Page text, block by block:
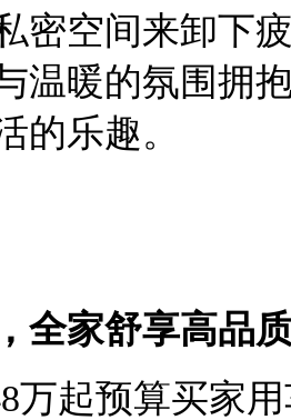
密空间来卸下
温暖的氛围拥
的乐趣。
全家舒享高品
万起预算买家